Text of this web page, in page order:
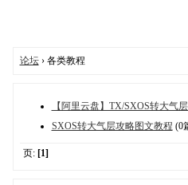
论坛› 各类教程
【阿里云盘】TX/SXOS转大气
SXOS转大气层攻略图文教程 (0
页: [1]